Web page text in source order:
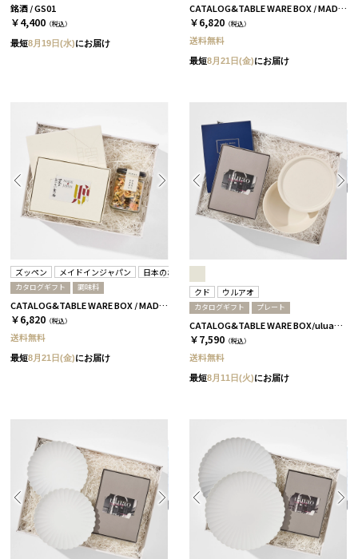
銘酒 / GS01
￥4,400 （税込）
最短8月19日(水)にお届け
CATALOG&TABLE WARE BOX / MADE IN JAPAN / ズッペン タマネギベース / 全4種 C MJ06＋橙
￥6,820 （税込）
送料無料
最短8月21日(金)にお届け
ズッペン メイドインジャパン 日本のおいしい食べ物
カタログギフト 調味料
CATALOG&TABLE WARE BOX / MADE IN JAPAN / ズッペン キノコベース / 全4種 C MJ06＋橙
￥6,820 （税込）
送料無料
最短8月21日(金)にお届け
クド ウルアオ
カタログギフト プレート
CATALOG&TABLE WARE BOX/uluao/9°/白無垢/全5種 アウレリアーナ
￥7,590 （税込）
送料無料
最短8月11日(火)にお届け